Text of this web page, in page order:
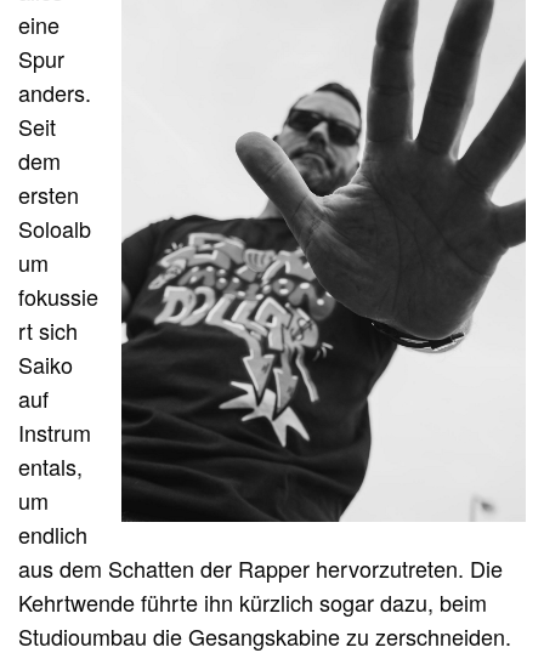
eine
Spur
anders.
Seit
dem
ersten
Soloalb
um
fokussie
rt sich
Saiko
auf
Instrum
entals,
um
endlich
aus dem Schatten der Rapper hervorzutreten. Die
Kehrtwende führte ihn kürzlich sogar dazu, beim
Studioumbau die Gesangskabine zu zerschneiden.